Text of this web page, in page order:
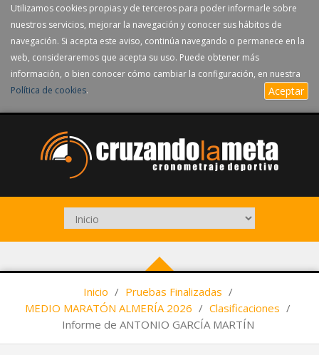
Utilizamos cookies propias y de terceros para poder informarle sobre
nuestros servicios, mejorar la navegación y conocer sus hábitos de
navegación. Si acepta este aviso, continúa navegando o permanece en la
web, consideraremos que acepta su uso. Puede obtener más
información, o bien conocer cómo cambiar la configuración, en nuestra
Política de cookies. Aceptar
Inicio / Pruebas Finalizadas /
MEDIO MARATÓN ALMERÍA 2026 / Clasificaciones /
Informe de ANTONIO GARCÍA MARTÍN